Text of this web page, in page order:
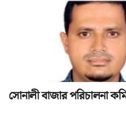
সোনালী বাজার পরিচালনা